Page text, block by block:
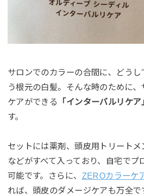
サロンでのカラーの合間に、どうし
う根元の白髪。そんな時のために
ケアができる
「インターバルリケア
す。
セットには薬剤、頭皮用トリート
などがすべて入っており、自宅でプ
可能です。さらに、 ZEROカラーケ
れば、頭皮のダメージケアも万全で